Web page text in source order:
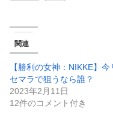
関連
【勝利の女神：NIKKE】今
セマラで狙うなら誰？
2023年2月11日
12件のコメント付き